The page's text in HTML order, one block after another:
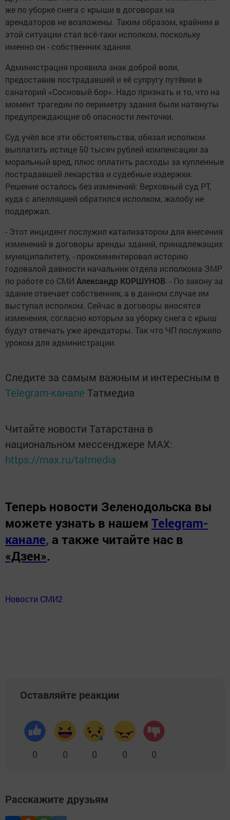
же по уборке снега с крыши в договорах на
арендаторов не возложены. Таким образом, крайним в
этой ситуации стал всё-таки исполком, поскольку
именно он - собственник здания.
Администрация проявила знак доброй воли,
предоставив пострадавшей и её супругу путёвки в
санаторий «Сосновый бор». Надо признать и то, что на
момент трагедии по периметру здания были натянуты
предупреждающие об опасности ленточки.
Суд учёл все эти обстоятельства, обязал исполком
выплатить истице 50 тысяч рублей компенсации за
моральный вред, плюс оплатить расходы за купленные
пострадавшей лекарства и судебные издержки.
Решение осталось без изменений: Верховный суд РТ,
куда с апелляцией обратился исполком, жалобу не
поддержал.
- Этот инцидент послужил катализатором для внесения
изменений в договоры аренды зданий, принадлежащих
муниципалитету, - прокомментировал историю
годовалой давности начальник отдела исполкома ЗМР
по работе со СМИ Александр КОРШУНОВ. - По закону за
здание отвечает собственник, а в данном случае им
выступал исполком. Сейчас в договоры вносятся
изменения, согласно которым за уборку снега с крыш
будут отвечать уже арендаторы. Так что ЧП послужило
уроком для администрации.
Следите за самым важным и интересным в
Telegram-канале Татмедиа
Читайте новости Татарстана в
национальном мессенджере MАХ:
https://max.ru/tatmedia
Теперь новости Зеленодольска вы
можете узнать в нашем Telegram-
канале, а также читайте нас в
«Дзен».
Новости СМИ2
Оставляйте реакции
0 0 0 0 0
Расскажите друзьям